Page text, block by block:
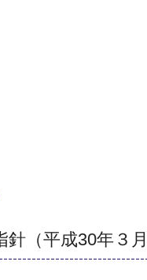
針（平成30年３